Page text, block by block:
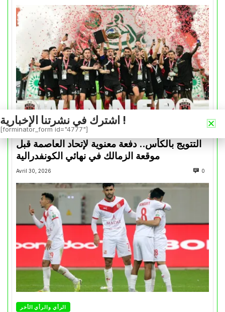
كأس الكونفدرالية
التتويج بالكأس.. دفعة معنوية لإتحاد العاصمة قبل
موقعة الزمالك في نهائي الكونفدرالية
Avril 30, 2026 0
الرأي والرأي الأخر
اشترك في نشرتنا الإخبارية !
[forminator_form id="4777"]